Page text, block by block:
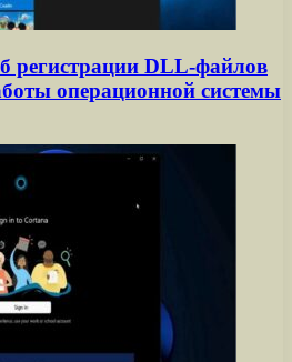
регистрации DLL-файлов
операционной системы